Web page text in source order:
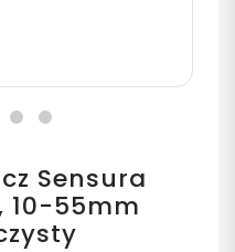
Sensura
10-55mm